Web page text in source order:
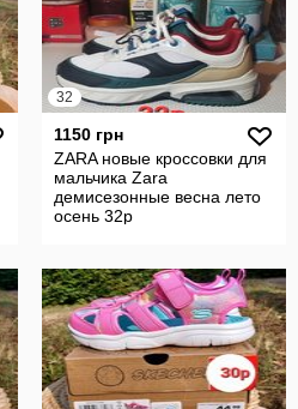
32
1150 грн
ZARA новые кроссовки для
мальчика Zara
демисезонные весна лето
осень 32р